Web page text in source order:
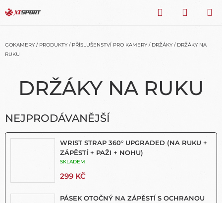
na
HLEDAT
KOŠÍK
GOKAMERY / PRODUKTY / PŘÍSLUŠENSTVÍ PRO KAMERY / DRŽÁKY / DRŽÁKY NA
RUKU
DRŽÁKY NA RUKU
NEJPRODÁVANĚJŠÍ
WRIST STRAP 360° UPGRADED (NA RUKU +
ZÁPĚSTÍ + PAŽI + NOHU)
SKLADEM
299 KČ
PÁSEK OTOČNÝ NA ZÁPĚSTÍ S OCHRANOU